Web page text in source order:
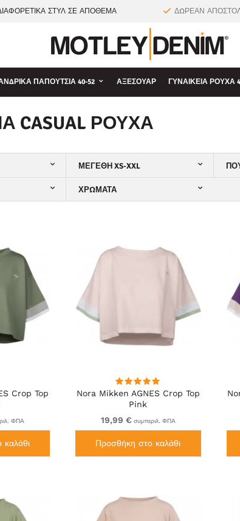
ΣΤΥΛ ΣΕ ΑΠΟΘΕΜΑ ΔΩΡΕΑΝ
ΠΑΠΟΎΤΣΙΑ 40-52 ΑΞΕΣΟΥΆΡ ΓΥΝΑΙΚΕΊΑ ΡΟΎΧΑ
CASUAL ΡΟΎΧΑ
ΜΕΓΈΘΗ XS-XXL
ΧΡΏΜΑΤΑ
Crop Top
ΦΠΑ
Nora Mikken AGNES Crop Top
Pink
19,99 € συμπεριλ. ΦΠΑ
Προσθήκη στο καλάθι